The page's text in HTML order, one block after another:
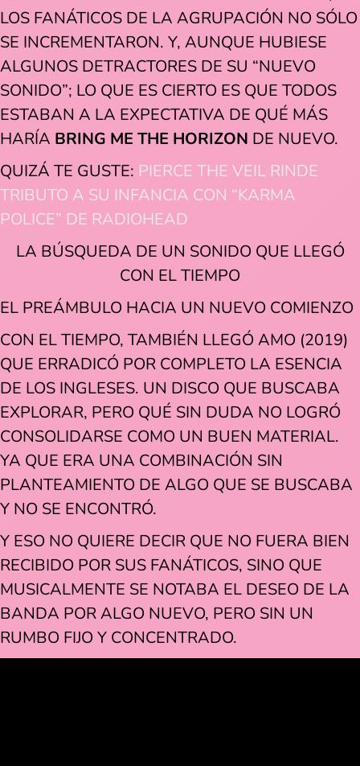
LOS FANÁTICOS DE LA AGRUPACIÓN NO SÓLO
SE INCREMENTARON. Y, AUNQUE HUBIESE
ALGUNOS DETRACTORES DE SU “NUEVO
SONIDO”; LO QUE ES CIERTO ES QUE TODOS
ESTABAN A LA EXPECTATIVA DE QUÉ MÁS
HARÍA BRING ME THE HORIZON DE NUEVO.
QUIZÁ TE GUSTE: PIERCE THE VEIL RINDE
TRIBUTO A SU INFANCIA CON “KARMA
POLICE” DE RADIOHEAD
LA BÚSQUEDA DE UN SONIDO QUE LLEGÓ
CON EL TIEMPO
EL PREÁMBULO HACIA UN NUEVO COMIENZO
CON EL TIEMPO, TAMBIÉN LLEGÓ AMO (2019)
QUE ERRADICÓ POR COMPLETO LA ESENCIA
DE LOS INGLESES. UN DISCO QUE BUSCABA
EXPLORAR, PERO QUÉ SIN DUDA NO LOGRÓ
CONSOLIDARSE COMO UN BUEN MATERIAL.
YA QUE ERA UNA COMBINACIÓN SIN
PLANTEAMIENTO DE ALGO QUE SE BUSCABA
Y NO SE ENCONTRÓ.
Y ESO NO QUIERE DECIR QUE NO FUERA BIEN
RECIBIDO POR SUS FANÁTICOS, SINO QUE
MUSICALMENTE SE NOTABA EL DESEO DE LA
BANDA POR ALGO NUEVO, PERO SIN UN
RUMBO FIJO Y CONCENTRADO.